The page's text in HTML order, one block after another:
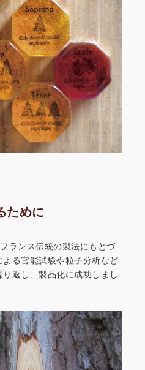
ために
ランス伝統の製法にもとづ
よる官能試験や粒子分析など
り返し、製品化に成功しまし